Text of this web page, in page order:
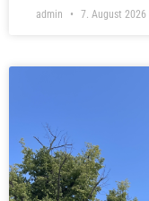
admin 7. August 2026